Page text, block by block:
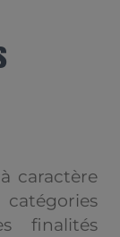
caractère
finalités